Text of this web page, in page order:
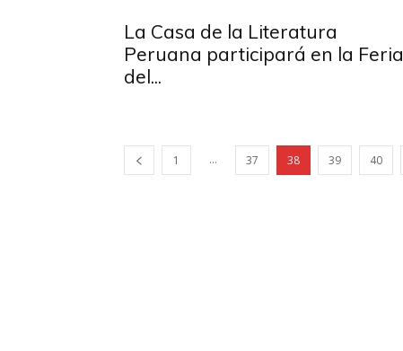
La Casa de la Literatura
Peruana participará en la Feria
del...
1 ... 37 38 39 40